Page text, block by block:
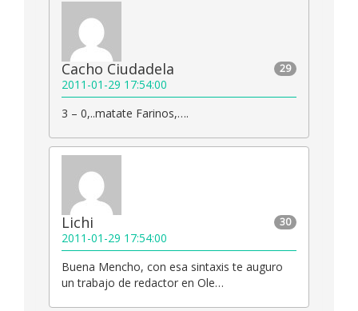
29
Cacho Ciudadela
2011-01-29 17:54:00
3 – 0,..matate Farinos,….
30
Lichi
2011-01-29 17:54:00
Buena Mencho, con esa sintaxis te auguro
un trabajo de redactor en Ole…